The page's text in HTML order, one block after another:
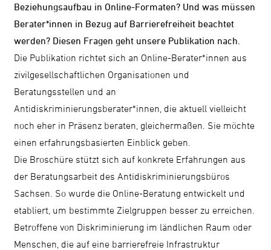
Beziehungsaufbau in Online-Formaten? Und was müssen
Berater*innen in Bezug auf Barrierefreiheit beachtet
werden? Diesen Fragen geht unsere Publikation nach.
Die Publikation richtet sich an Online-Berater*innen aus
zivilgesellschaftlichen Organisationen und
Beratungsstellen und an
Antidiskriminierungsberater*innen, die aktuell vielleicht
noch eher in Präsenz beraten, gleichermaßen. Sie möchte
einen erfahrungsbasierten Einblick geben.
Die Broschüre stützt sich auf konkrete Erfahrungen aus
der Beratungsarbeit des Antidiskriminierungsbüros
Sachsen. So wurde die Online-Beratung entwickelt und
etabliert, um bestimmte Zielgruppen besser zu erreichen.
Betroffene von Diskriminierung im ländlichen Raum oder
Menschen, die auf eine barrierefreie Infrastruktur